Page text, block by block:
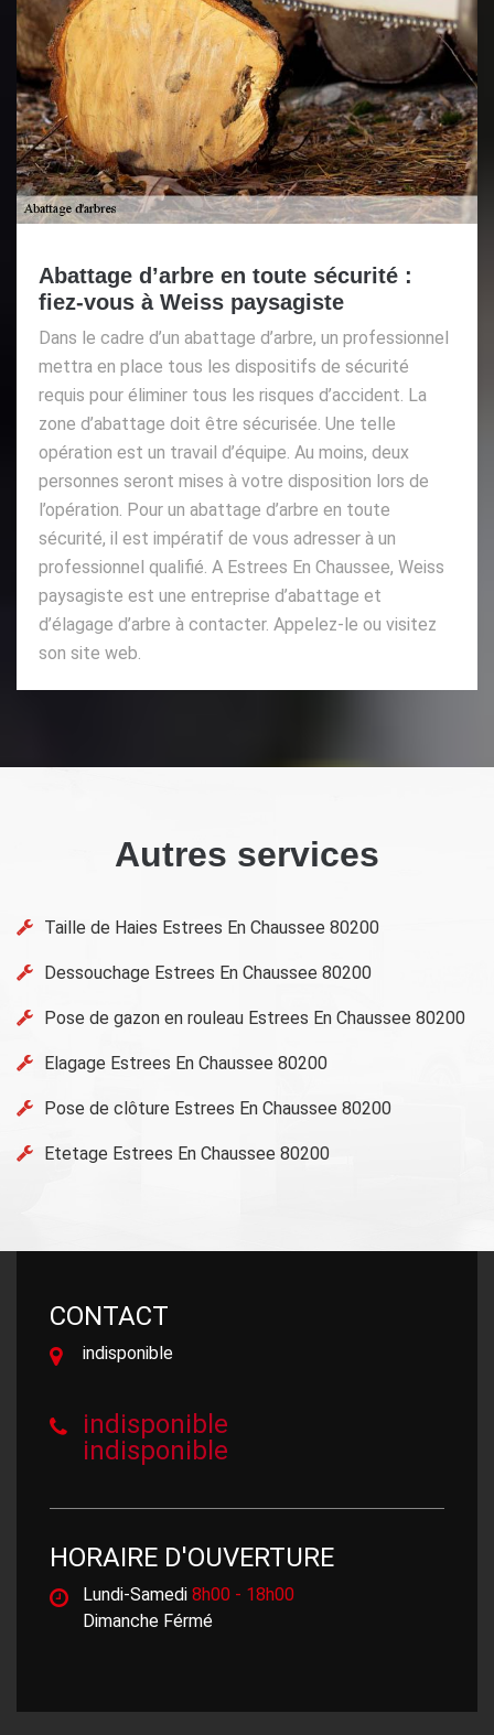
Abattage d’arbre en toute sécurité :
fiez-vous à Weiss paysagiste
Dans le cadre d’un abattage d’arbre, un professionnel
mettra en place tous les dispositifs de sécurité
requis pour éliminer tous les risques d’accident. La
zone d’abattage doit être sécurisée. Une telle
opération est un travail d’équipe. Au moins, deux
personnes seront mises à votre disposition lors de
l’opération. Pour un abattage d’arbre en toute
sécurité, il est impératif de vous adresser à un
professionnel qualifié. A Estrees En Chaussee, Weiss
paysagiste est une entreprise d’abattage et
d’élagage d’arbre à contacter. Appelez-le ou visitez
son site web.
Autres services
Taille de Haies Estrees En Chaussee 80200
Dessouchage Estrees En Chaussee 80200
Pose de gazon en rouleau Estrees En Chaussee 80200
Elagage Estrees En Chaussee 80200
Pose de clôture Estrees En Chaussee 80200
Etetage Estrees En Chaussee 80200
CONTACT
indisponible
indisponible
indisponible
HORAIRE D'OUVERTURE
Lundi-Samedi 8h00 - 18h00
Dimanche Férmé